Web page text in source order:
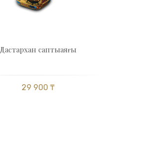
Дастархан саптыаяғы
29 900 ₸